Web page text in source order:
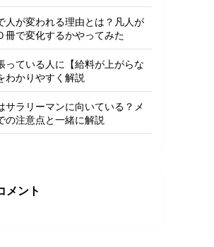
人が変われる理由とは？凡人が
冊で変化するかやってみた
っている人に【給料が上がらな
わかりやすく解説
サラリーマンに向いている？メ
の注意点と一緒に解説
メント